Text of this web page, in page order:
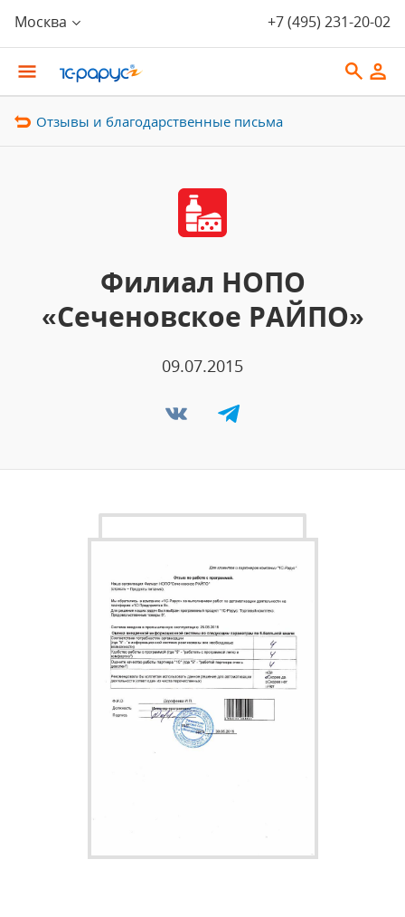
Москва +7 (495) 231-20-02
Отзывы и благодарственные письма
Филиал НОПО
«Сеченовское РАЙПО»
09.07.2015